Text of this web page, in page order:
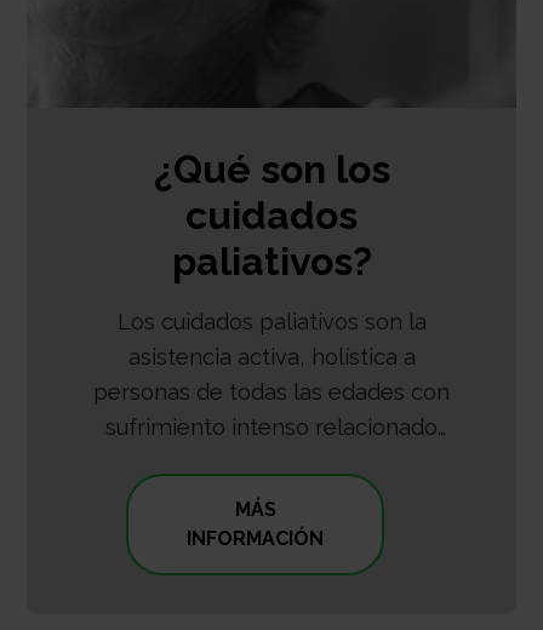
¿Qué son los
cuidados
paliativos?
Los cuidados paliativos son la
asistencia activa, holística a
personas de todas las edades con
sufrimiento intenso relacionado
enfermedad grave y,
especialmente, de quienes están
cerca del final de la vida.
MÁS
INFORMACIÓN